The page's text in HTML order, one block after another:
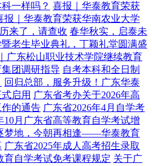
一样吗？ 喜报｜华泰教育荣获
报｜华泰教育荣获华南农业大学
来了，请查收 春华秋实，启泰未
老生毕业典礼，丁颖礼堂圆满盛
广东松山职业技术学院继续教育
团调研指导 自考本科和全日制
回归总部，服务升级！广东华泰
启用 广东省考办关于2026年高
的通告 广东省2026年4月自学考
10月广东省高等教育自学考试增
梦地，今朝再相逢——华泰教育
广东省2025年成人高考招生录取
育自学考试免考课程规定 关于广